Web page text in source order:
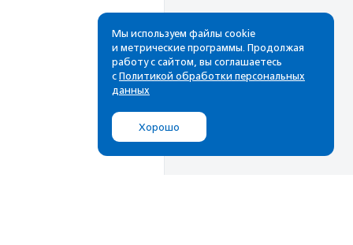
Мы используем файлы cookie
и метрические программы. Продолжая
работу с сайтом, вы соглашаетесь
с Политикой обработки персональных
данных
Хорошо